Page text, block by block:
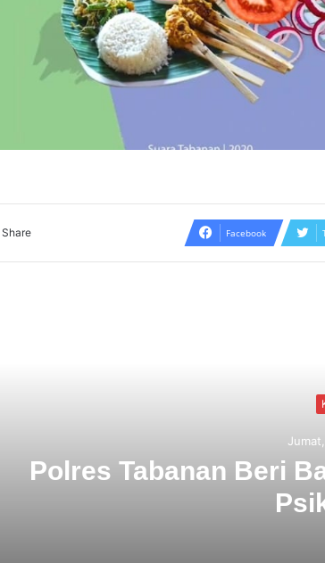
Share Facebook
Berbekal